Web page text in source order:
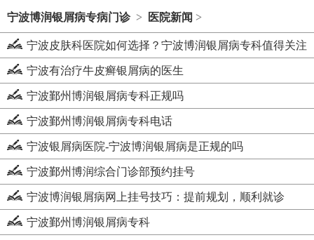
宁波博润银屑病专病门诊 > 医院新闻 >
宁波皮肤科医院如何选择？宁波博润银屑病专科值得关注
宁波有治疗牛皮癣银屑病的医生
宁波鄞州博润银屑病专科正规吗
宁波鄞州博润银屑病专科电话
宁波银屑病医院-宁波博润银屑病是正规的吗
宁波鄞州博润综合门诊部预约挂号
宁波博润银屑病网上挂号技巧：提前规划，顺利就诊
宁波鄞州博润银屑病专科